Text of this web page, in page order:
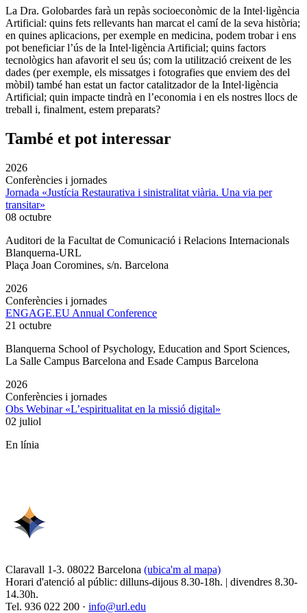
La Dra. Golobardes farà un repàs socioeconòmic de la Intel·ligència
Artificial: quins fets rellevants han marcat el camí de la seva història;
en quines aplicacions, per exemple en medicina, podem trobar i ens
pot beneficiar l’ús de la Intel·ligència Artificial; quins factors
tecnològics han afavorit el seu ús; com la utilització creixent de les
dades (per exemple, els missatges i fotografies que enviem des del
mòbil) també han estat un factor catalitzador de la Intel·ligència
Artificial; quin impacte tindrà en l’economia i en els nostres llocs de
treball i, finalment, estem preparats?
També et pot interessar
2026
Conferències i jornades
Jornada «Justícia Restaurativa i sinistralitat viària. Una via per
transitar»
08 octubre
Auditori de la Facultat de Comunicació i Relacions Internacionals
Blanquerna-URL
Plaça Joan Coromines, s/n. Barcelona
2026
Conferències i jornades
ENGAGE.EU Annual Conference
21 octubre
Blanquerna School of Psychology, Education and Sport Sciences,
La Salle Campus Barcelona and Esade Campus Barcelona
2026
Conferències i jornades
Obs Webinar «L’espiritualitat en la missió digital»
02 juliol
En línia
Claravall 1-3. 08022 Barcelona (ubica'm al mapa)
Horari d'atenció al públic: dilluns-dijous 8.30-18h. | divendres 8.30-
14.30h.
Tel. 936 022 200 · info@url.edu